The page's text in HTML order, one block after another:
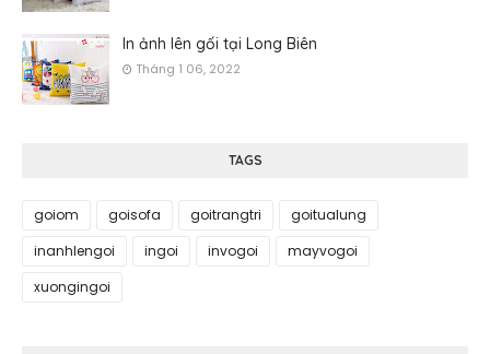
In ảnh lên gối tại Long Biên
Tháng 1 06, 2022
TAGS
goiom goisofa goitrangtri
goitualung
inanhlengoi
ingoi invogoi
mayvogoi
xuongingoi